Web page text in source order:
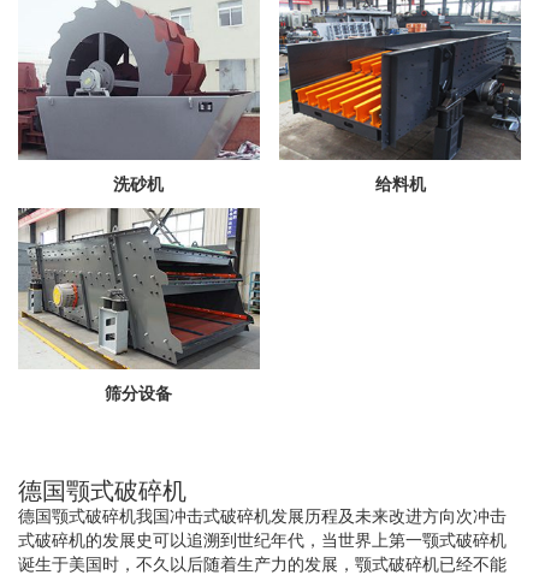
洗砂机 给料机
筛分设备
德国颚式破碎机
德国颚式破碎机我国冲击式破碎机发展历程及未来改进方向次冲击
式破碎机的发展史可以追溯到世纪年代，当世界上第一颚式破碎机
诞生于美国时，不久以后随着生产力的发展，颚式破碎机已经不能